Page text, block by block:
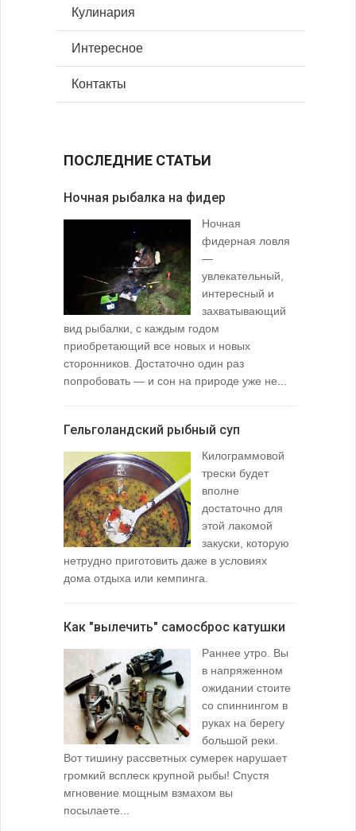
Кулинария
Интересное
Контакты
ПОСЛЕДНИЕ СТАТЬИ
Ночная рыбалка на фидер
Ночная
фидерная ловля
—
увлекательный,
интересный и
захватывающий
вид рыбалки, с каждым годом
приобретающий все новых и новых
сторонников. Достаточно один раз
попробовать — и сон на природе уже не...
Гельголандский рыбный суп
Килограммовой
трески будет
вполне
достаточно для
этой лакомой
закуски, которую
нетрудно приготовить даже в условиях
дома отдыха или кемпинга.
Как "вылечить" самосброс катушки
Раннее утро. Вы
в напряженном
ожидании стоите
со спиннингом в
руках на берегу
большой реки.
Вот тишину рассветных сумерек нарушает
громкий всплеск крупной рыбы! Спустя
мгновение мощным взмахом вы
посылаете...